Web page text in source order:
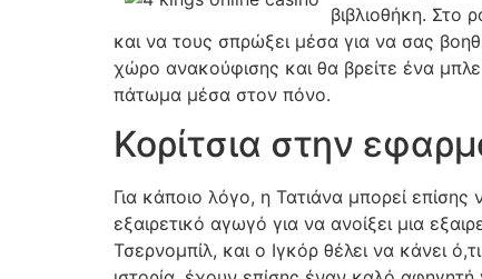
βιβλιοθήκη. Στο
και να τους σπρώξει μέσα για να σας
χώρο ανακούφισης και θα βρείτε ένα
πάτωμα μέσα στον πόνο.
Κορίτσια στην
Για κάποιο λόγο, η Τατιάνα μπορεί
εξαιρετικό αγωγό για να ανοίξει μια
Τσερνομπίλ, και ο Ιγκόρ θέλει να κάνει